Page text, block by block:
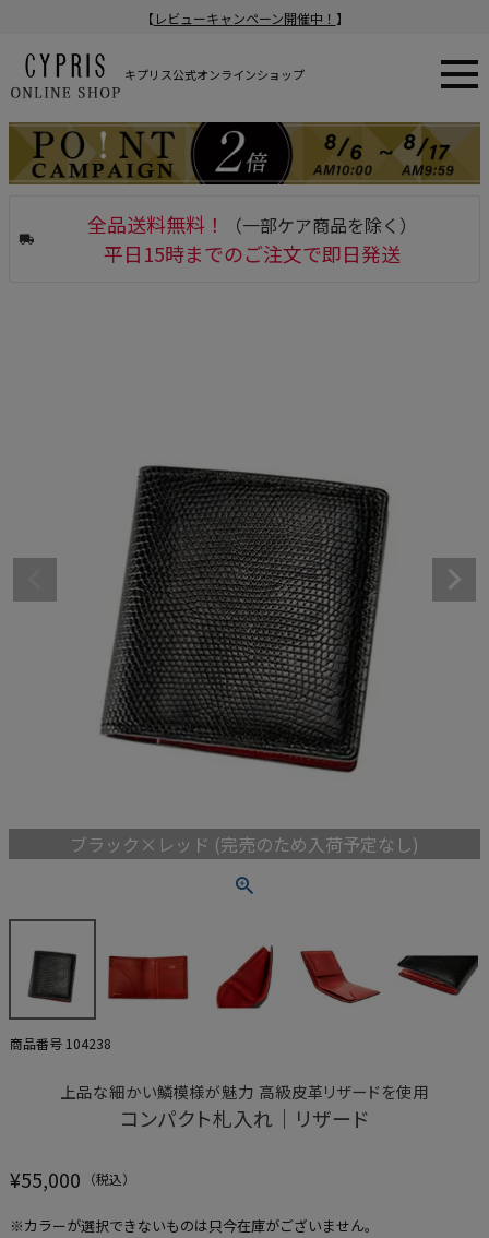
【 レビューキャンペーン開催中！ 】
キプリス公式オンラインショップ
全品送料無料！ （一部ケア商品を除く）
平日15時までのご注文で即日発送
ブラック×レッド (完売のため入荷予定なし)
商品番号 104238
上品な細かい鱗模様が魅力 高級皮革リザードを使用
コンパクト札入れ｜リザード
¥55,000
※カラーが選択できないものは只今在庫がございません。